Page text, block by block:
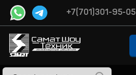
+7(701)301-95-05